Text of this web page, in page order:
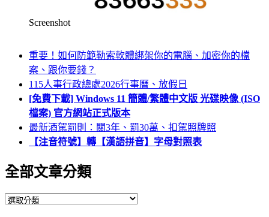
Screenshot
重要！如何防範勒索軟體綁架你的電腦、加密你的檔
案、跟你要錢？
115人事行政總處2026行事曆、放假日
[免費下載] Windows 11 簡體/繁體中文版 光碟映像 (ISO
檔案) 官方網站正式版本
最新酒駕罰則：關3年、罰30萬、扣駕照牌照
【注音符號】轉【漢語拼音】字母對照表
全部文章分類
全